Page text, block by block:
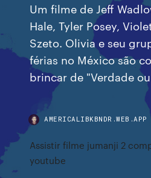
Um filme de Jeff
Hale, Tyler Posey,
Szeto. Olivia e seu
férias no México são
brincar de "Verdade
AMERICALIBKBNDR.WEB.APP
Assistir filme jumanji 2
youtube